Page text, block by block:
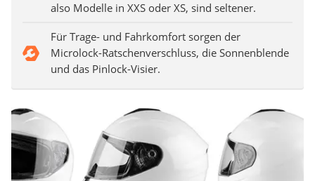
also Modelle in XXS oder XS, sind seltener.
Für Trage- und Fahrkomfort sorgen der
Microlock-Ratschenverschluss, die Sonnenblende
und das Pinlock-Visier.